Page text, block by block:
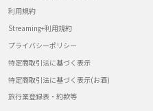
利用規約
Streaming+利用規約
プライバシーポリシー
特定商取引法に基づく表示
特定商取引法に基づく表示(お酒)
旅行業登録表・約款等